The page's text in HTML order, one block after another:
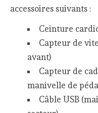
accessoires suivants :
Ceinture
Capteur de
avant)
Capteur de
manivelle de
Câble USB